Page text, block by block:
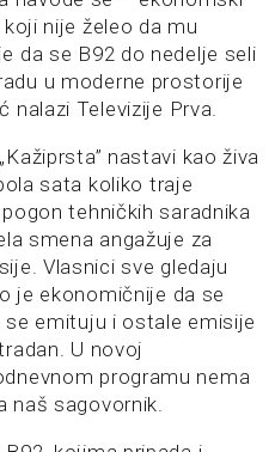
nije želeo da mu
da se B92 do nedelje seli
u moderne prostorije
nalazi Televizije Prva.
nastavi kao živa
sata koliko traje
tehničkih saradnika
smena angažuje za
Vlasnici sve gledaju
je ekonomičnije da se
emituju i ostale emisije
U novoj
programu nema
naš sagovornik.